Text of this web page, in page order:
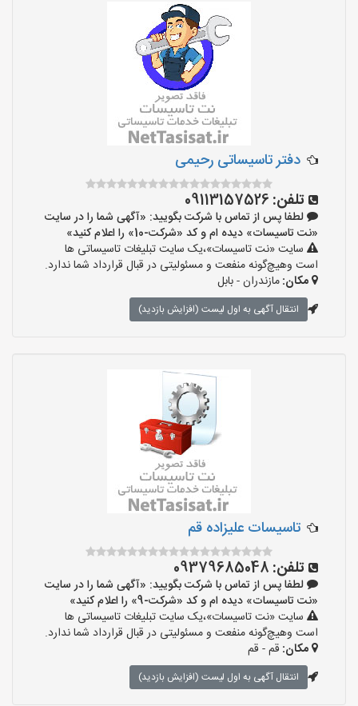
دفتر تاسیساتی رحیمی
تلفن: 09113157526
لطفا پس از تماس با شرکت بگویید: «آگهی شما را در سایت
«نت تاسیسات» دیده ام و کد «شرکت-10» را اعلام کنید»
سایت «نت تاسیسات»،یک سایت تبلیغات تاسیساتی ها
است وهیچ‌گونه منفعت و مسئولیتی در قبال قرارداد شما ندارد.
مکان:مازندران - بابل
انتقال آگهی به اول لیست (افزایش بازدید)
تاسیسات علیزاده قم
تلفن: 09379685048
لطفا پس از تماس با شرکت بگویید: «آگهی شما را در سایت
«نت تاسیسات» دیده ام و کد «شرکت-9» را اعلام کنید»
سایت «نت تاسیسات»،یک سایت تبلیغات تاسیساتی ها
است وهیچ‌گونه منفعت و مسئولیتی در قبال قرارداد شما ندارد.
مکان: قم - قم
انتقال آگهی به اول لیست (افزایش بازدید)